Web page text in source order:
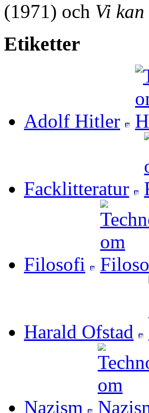
(1971) och Vi
Etiketter
Adolf Hitler
Facklitteratur
Filosofi
Harald Ofstad
Nazism